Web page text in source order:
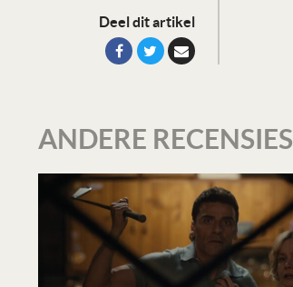
Deel dit artikel
ANDERE RECENSIES